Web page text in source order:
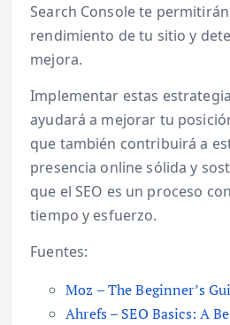
Search Console te
rendimiento de tu sitio y
mejora.
Implementar estas
ayudará a mejorar tu
que también contribuirá a
presencia online sólida y
que el SEO es un proceso
tiempo y esfuerzo.
Fuentes:
Moz – The Beginner’s
Ahrefs – SEO Basics: A